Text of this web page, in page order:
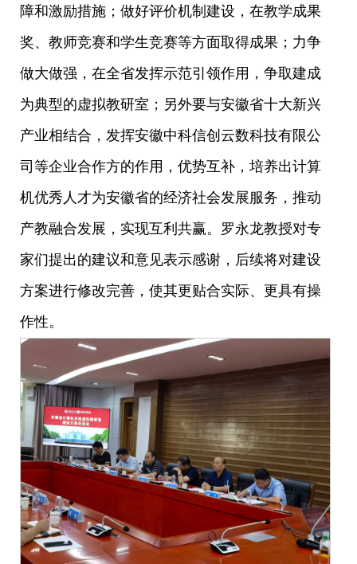
障和激励措施；做好评价机制建设，在教学成果
奖、教师竞赛和学生竞赛等方面取得成果；力争
做大做强，在全省发挥示范引领作用，争取建成
为典型的虚拟教研室；另外要与安徽省十大新兴
产业相结合，发挥安徽中科信创云数科技有限公
司等企业合作方的作用，优势互补，培养出计算
机优秀人才为安徽省的经济社会发展服务， 推动
产教融合发展，实现互利共赢。罗永龙教授对专
家们提出的建议和意见表示感谢，后续将对建设
方案进行修改完善，使其更贴合实际、更具有操
作性。